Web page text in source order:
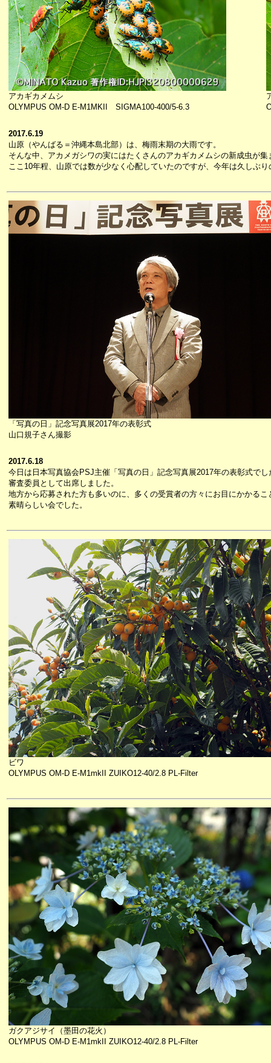
アカギカメムシ
OLYMPUS OM-D E-M1MKII SIGMA100-400/5-6.3
2017.6.19
山原（やんばる＝沖縄本島北部）は、梅雨末期の大雨です。
そんな中、アカメガシワの実にはたくさんのアカギカメムシの新成虫が集
ここ10年程、山原では数が少なく心配していたのですが、今年は久しぶ
「写真の日」記念写真展2017年の表彰式
山口規子さん撮影
2017.6.18
今日は日本写真協会PSJ主催「写真の日」記念写真展2017年の表彰式でし
審査委員として出席しました。
地方から応募された方も多いのに、多くの受賞者の方々にお目にかかるこ
素晴らしい会でした。
ビワ
OLYMPUS OM-D E-M1mkII ZUIKO12-40/2.8 PL-Filter
ガクアジサイ（墨田の花火）
OLYMPUS OM-D E-M1mkII ZUIKO12-40/2.8 PL-Filter